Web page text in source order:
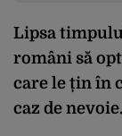
Lipsa
români să
care le țin în
caz de nevoie.